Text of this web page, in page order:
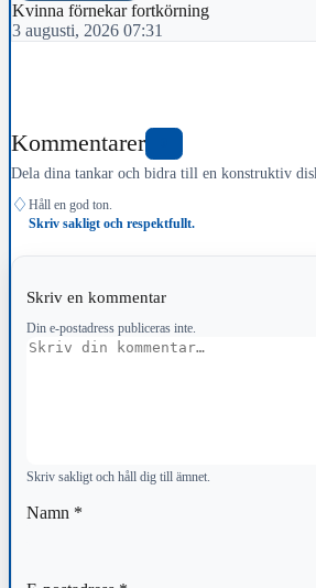
Kvinna förnekar fortkörning
3 augusti, 2026 07:31
Kommentarer
Dela dina tankar och bidra till en konstruktiv
♢ Håll en god ton.
Skriv sakligt och respektfullt.
Skriv en kommentar
Din e-postadress publiceras inte.
Kommentar
Skriv sakligt och håll dig till ämnet.
Namn *